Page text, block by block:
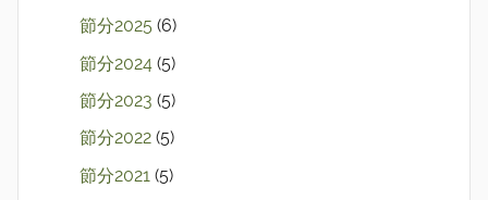
節分2025 (6)
節分2024 (5)
節分2023 (5)
節分2022 (5)
節分2021 (5)